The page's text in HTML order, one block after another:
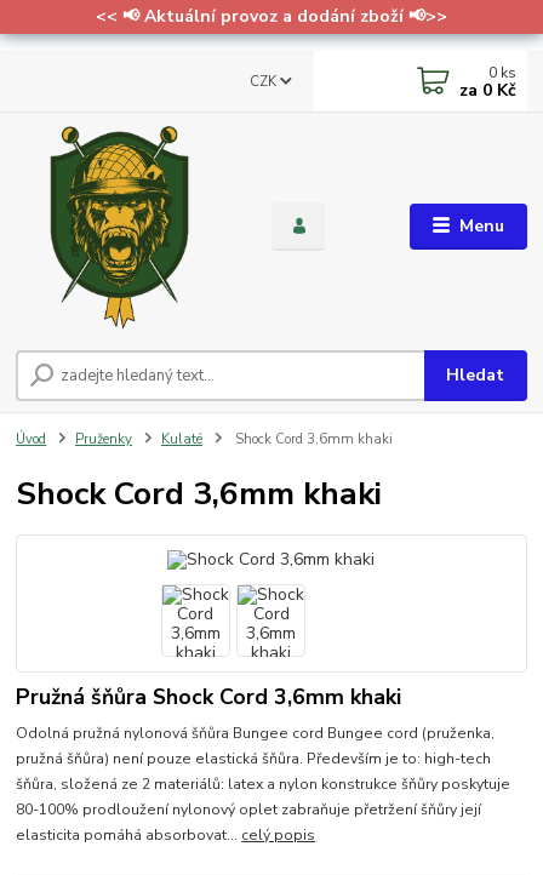
<< 📢 Aktuální provoz a dodání zboží 📢>>
Menu
CZK
Hledat
0 ks
za 0 Kč
Úvod Pruženky Kulaté Shock Cord 3,6mm khaki
Shock Cord 3,6mm khaki
Pružná šňůra Shock Cord 3,6mm khaki
Odolná pružná nylonová šňůra Bungee cord Bungee cord (pruženka,
pružná šňůra) není pouze elastická šňůra. Především je to: high-tech
šňůra, složená ze 2 materiálů: latex a nylon konstrukce šňůry poskytuje
80-100% prodloužení nylonový oplet zabraňuje přetržení šňůry její
elasticita pomáhá absorbovat... celý popis